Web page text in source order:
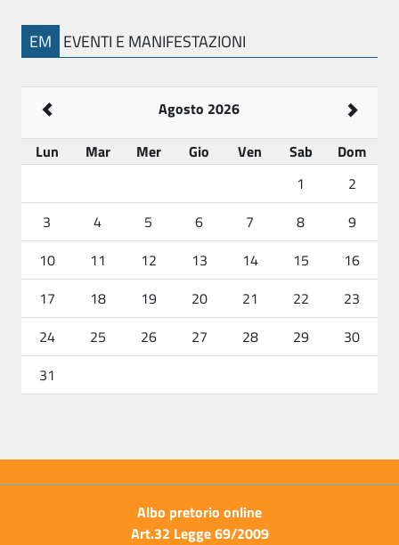
EM EVENTI E MANIFESTAZIONI
Agosto 2026
Lun
Mar Mer Gio Ven Sab
Dom
1
2
3
4 5 6 7 8
9
10
11 12 13 14 15
16
17
18 19 20 21 22
23
24
25 26 27 28 29
30
31
Albo pretorio online
Art.32 Legge 69/2009